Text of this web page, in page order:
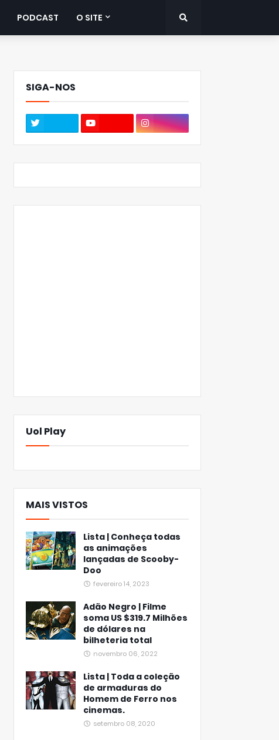
PODCAST O SITE
SIGA-NOS
Uol Play
MAIS VISTOS
Lista | Conheça todas
as animações
lançadas de Scooby-
Doo
fevereiro 14, 2023
Adão Negro | Filme
soma US $319.7 Milhões
de dólares na
bilheteria total
novembro 06, 2022
Lista | Toda a coleção
de armaduras do
Homem de Ferro nos
cinemas.
setembro 08, 2020